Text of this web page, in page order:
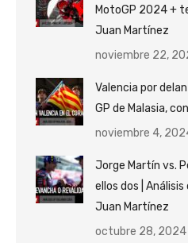
MotoGP 2024 +
Juan Martínez
noviembre 22,
Valencia por
GP de Malasia,
noviembre 4,
Jorge Martín vs.
ellos dos | Análisis
Juan Martínez
octubre 28, 2024